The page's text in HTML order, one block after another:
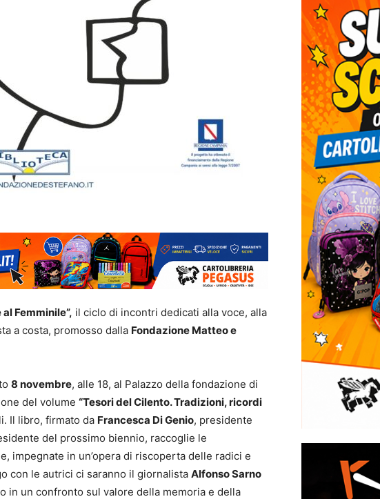
al Femminile”, il ciclo di incontri dedicati alla voce, alla
a costa, promosso dalla Fondazione Matteo e
8 novembre, alle 18, al Palazzo della fondazione di
del volume “Tesori del Cilento. Tradizioni, ricordi
Il libro, firmato da Francesca Di Genio, presidente
del prossimo biennio, raccoglie le
impegnate in un’opera di riscoperta delle radici e
con le autrici ci saranno il giornalista Alfonso Sarno
in un confronto sul valore della memoria e della